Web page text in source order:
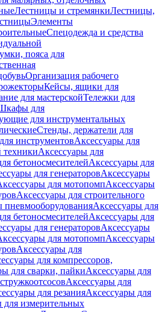
Лестницы и стремянкиЛестницы,
Элементы
Спецодежда и средства
пояса для
Организация рабочего
Кейсы, ящики для
для мастерскойТележки для
для
для инструментальных
Стенды, держатели для
инструментовАксессуары для
техникиАксессуары для
бетоносмесителейАксессуары для
для генераторовАксессуары
для мотопомпАксессуары
Аксессуары для строительного
пневмооборудованияАксессуары для
бетоносмесителейАксессуары для
для генераторовАксессуары
для мотопомпАксессуары
Аксессуары для
для компрессоров,
для сварки, пайкиАксессуары для
Аксессуары для
для резанияАксессуары для
для измерительных